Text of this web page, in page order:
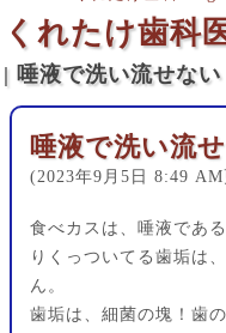
くれたけ歯科
| 唾液で洗い流せない
唾液で洗い流せ
(2023年9月5日 8:49 AM
食べカスは、唾液であ
りくっついてる歯垢は
ん。
歯垢は、細菌の塊！歯